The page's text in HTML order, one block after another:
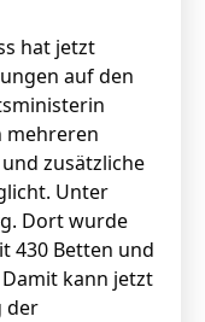
hat jetzt
auf den
mehreren
zusätzliche
Unter
Dort wurde
430 Betten und
kann jetzt
der